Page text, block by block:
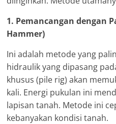
1. Pemancangan dengan
Hammer)
Ini adalah metode yang
hidraulik yang dipasang
khusus (pile rig) akan
kali. Energi pukulan ini
lapisan tanah. Metode ini
kebanyakan kondisi tanah.